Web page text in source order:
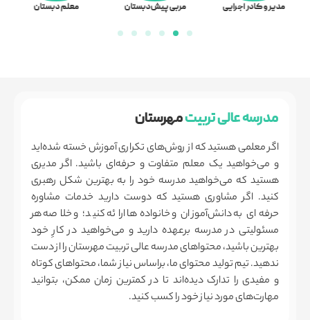
مدیر و کادر اجرایی مربی پیش‌دبستان معلم دبستان
مدرسه عالی تربیتمهرستان
اگر معلمی هستید که از روش‌های تکراری آموزش خسته شده‌اید
و می‌خواهید یک معلم متفاوت و حرفه‌ای باشید. اگر مدیری
هستید که می‌خواهید مدرسه خود را به بهترین شکل رهبری
کنید. اگر مشاوری هستید که دوست دارید خدمات مشاوره
حرفه‌ای به دانش‌آموزان و خانواده‌ها ارائه کنید؛ و خلاصه هر
مسئولیتی در مدرسه برعهده دارید و می‌خواهید در کارِ خود
بهترین باشید، محتواهای مدرسه عالی تربیت مهرستان را از دست
ندهید. تیم تولید محتوای ما، براساس نیاز شما، محتواهای کوتاه
و مفیدی را تدارک دیده‌اند تا در کمترین زمان ممکن، بتوانید
مهارت‌های مورد نیاز خود را کسب کنید.